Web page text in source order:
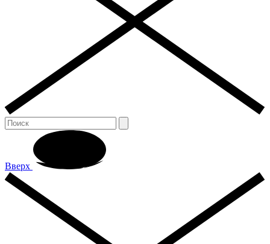
Вверх